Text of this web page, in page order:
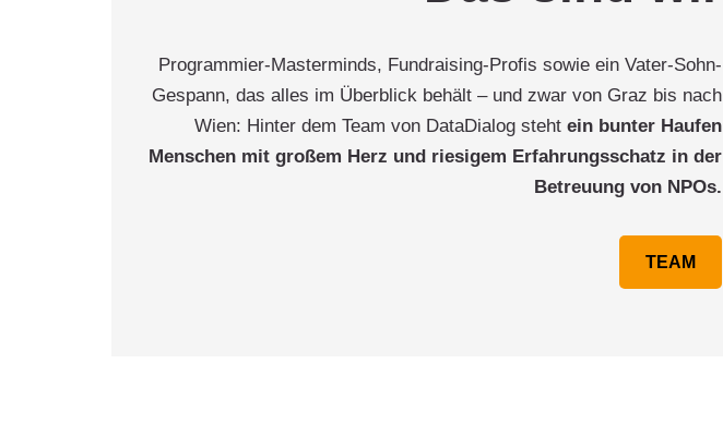
Programmier-Masterminds, Fundraising-Profis sowie ein Vater-Sohn-
Gespann, das alles im Überblick behält – und zwar von Graz bis nach
Wien: Hinter dem Team von DataDialog stehtein bunter Haufen
Menschen mit großem Herz und riesigem Erfahrungsschatz in der
Betreuung von NPOs.
TEAM